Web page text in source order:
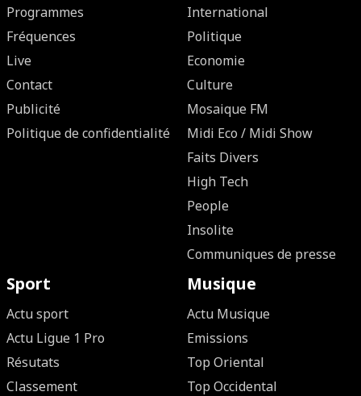
Programmes
Fréquences
Live
Contact
Publicité
Politique de confidentialité
International
Politique
Economie
Culture
Mosaique FM
Midi Eco / Midi Show
Faits Divers
High Tech
People
Insolite
Communiques de presse
Sport
Actu sport
Actu Ligue 1 Pro
Résutats
Classement
Musique
Actu Musique
Emissions
Top Oriental
Top Occidental